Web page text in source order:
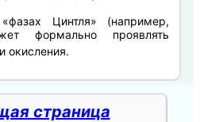
Цинтля» (например,
формально проявлять
окисления.
страница